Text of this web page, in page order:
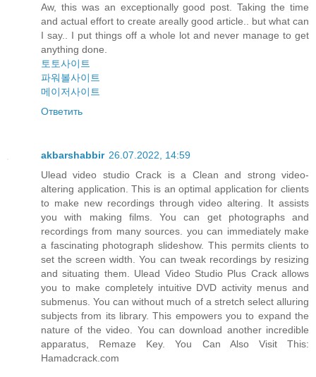
Aw, this was an exceptionally good post. Taking the time
and actual effort to create areally good article.. but what can
I say.. I put things off a whole lot and never manage to get
anything done.
토토사이트
파워볼사이트
메이저사이트
Ответить
akbarshabbir 26.07.2022, 14:59
Ulead video studio Crack is a Clean and strong video-
altering application. This is an optimal application for clients
to make new recordings through video altering. It assists
you with making films. You can get photographs and
recordings from many sources. you can immediately make
a fascinating photograph slideshow. This permits clients to
set the screen width. You can tweak recordings by resizing
and situating them. Ulead Video Studio Plus Crack allows
you to make completely intuitive DVD activity menus and
submenus. You can without much of a stretch select alluring
subjects from its library. This empowers you to expand the
nature of the video. You can download another incredible
apparatus, Remaze Key. You Can Also Visit This:
Hamadcrack.com